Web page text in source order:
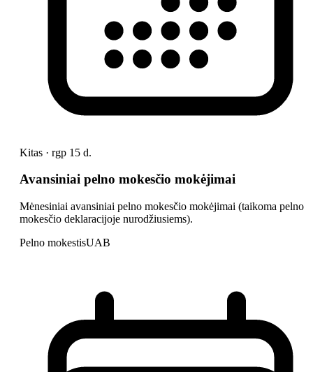
Kitas · rgp 15 d.
Avansiniai pelno mokesčio mokėjimai
Mėnesiniai avansiniai pelno mokesčio mokėjimai (taikoma pelno
mokesčio deklaracijoje nurodžiusiems).
Pelno mokestisUAB